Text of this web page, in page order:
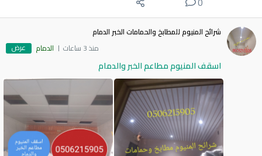
شرائح المنيوم للمطابخ والحمامات الخبر الدمام
منذ 3 ساعات
الدمام عرض
اسقف المنيوم مطاعم الخبر والدمام